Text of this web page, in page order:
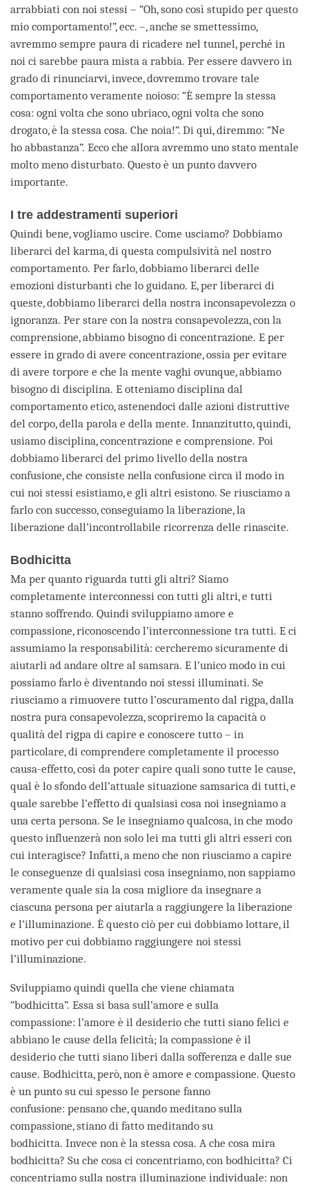
arrabbiati con noi stessi – “Oh, sono così stupido per questo
mio comportamento!”, ecc. –, anche se smettessimo,
avremmo sempre paura di ricadere nel tunnel, perché in
noi ci sarebbe paura mista a rabbia. Per essere davvero in
grado di rinunciarvi, invece, dovremmo trovare tale
comportamento veramente noioso: “È sempre la stessa
cosa: ogni volta che sono ubriaco, ogni volta che sono
drogato, è la stessa cosa. Che noia!”. Di qui, diremmo: “Ne
ho abbastanza”. Ecco che allora avremmo uno stato mentale
molto meno disturbato. Questo è un punto davvero
importante.
I tre addestramenti superiori
Quindi bene, vogliamo uscire. Come usciamo? Dobbiamo
liberarci del karma, di questa compulsività nel nostro
comportamento. Per farlo, dobbiamo liberarci delle
emozioni disturbanti che lo guidano. E, per liberarci di
queste, dobbiamo liberarci della nostra inconsapevolezza o
ignoranza. Per stare con la nostra consapevolezza, con la
comprensione, abbiamo bisogno di concentrazione. E per
essere in grado di avere concentrazione, ossia per evitare
di avere torpore e che la mente vaghi ovunque, abbiamo
bisogno di disciplina. E otteniamo disciplina dal
comportamento etico, astenendoci dalle azioni distruttive
del corpo, della parola e della mente. Innanzitutto, quindi,
usiamo disciplina, concentrazione e comprensione. Poi
dobbiamo liberarci del primo livello della nostra
confusione, che consiste nella confusione circa il modo in
cui noi stessi esistiamo, e gli altri esistono. Se riusciamo a
farlo con successo, conseguiamo la liberazione, la
liberazione dall’incontrollabile ricorrenza delle rinascite.
Bodhicitta
Ma per quanto riguarda tutti gli altri? Siamo
completamente interconnessi con tutti gli altri, e tutti
stanno soffrendo. Quindi sviluppiamo amore e
compassione, riconoscendo l’interconnessione tra tutti. E ci
assumiamo la responsabilità: cercheremo sicuramente di
aiutarli ad andare oltre al samsara. E l’unico modo in cui
possiamo farlo è diventando noi stessi illuminati. Se
riusciamo a rimuovere tutto l’oscuramento dal rigpa, dalla
nostra pura consapevolezza, scopriremo la capacità o
qualità del rigpa di capire e conoscere tutto – in
particolare, di comprendere completamente il processo
causa-effetto, così da poter capire quali sono tutte le cause,
qual è lo sfondo dell’attuale situazione samsarica di tutti, e
quale sarebbe l’effetto di qualsiasi cosa noi insegniamo a
una certa persona. Se le insegniamo qualcosa, in che modo
questo influenzerà non solo lei ma tutti gli altri esseri con
cui interagisce? Infatti, a meno che non riusciamo a capire
le conseguenze di qualsiasi cosa insegniamo, non sappiamo
veramente quale sia la cosa migliore da insegnare a
ciascuna persona per aiutarla a raggiungere la liberazione
e l’illuminazione. È questo ciò per cui dobbiamo lottare, il
motivo per cui dobbiamo raggiungere noi stessi
l’illuminazione.
Sviluppiamo quindi quella che viene chiamata
“bodhicitta”. Essa si basa sull’amore e sulla
compassione: l’amore è il desiderio che tutti siano felici e
abbiano le cause della felicità; la compassione è il
desiderio che tutti siano liberi dalla sofferenza e dalle sue
cause. Bodhicitta, però, non è amore e compassione. Questo
è un punto su cui spesso le persone fanno
confusione: pensano che, quando meditano sulla
compassione, stiano di fatto meditando su
bodhicitta. Invece non è la stessa cosa. A che cosa mira
bodhicitta? Su che cosa ci concentriamo, con bodhicitta? Ci
concentriamo sulla nostra illuminazione individuale: non